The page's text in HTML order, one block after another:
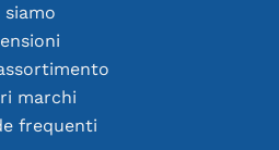
siamo
marchi
frequenti